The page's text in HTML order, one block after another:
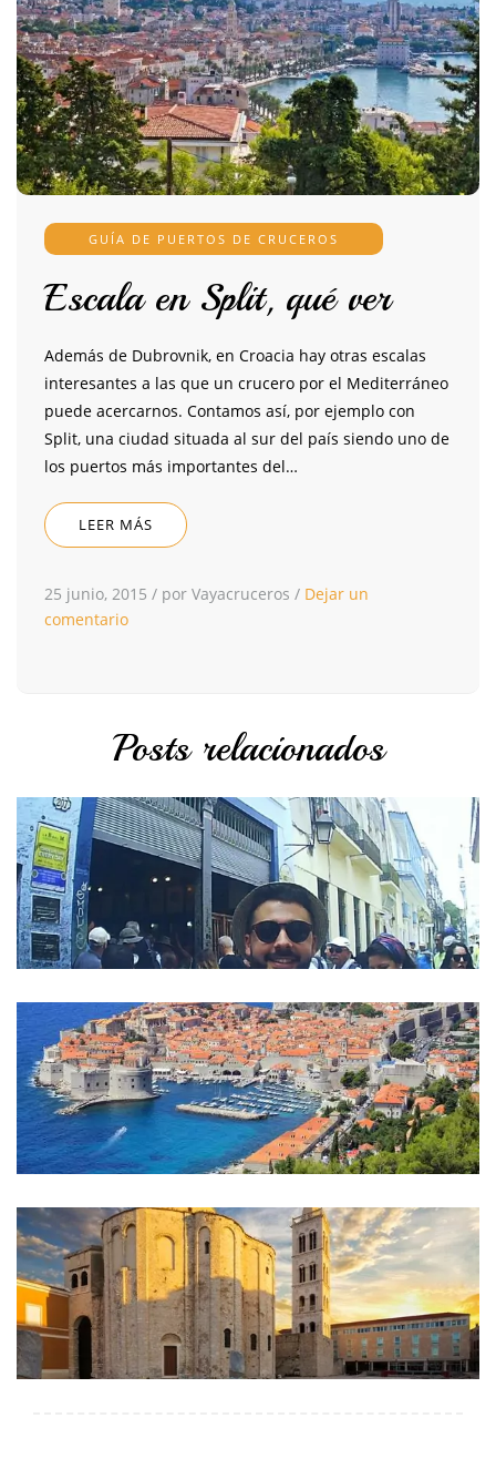
GUÍA DE PUERTOS DE CRUCEROS
Escala en Split, qué ver
Además de Dubrovnik, en Croacia hay otras escalas
interesantes a las que un crucero por el Mediterráneo
puede acercarnos. Contamos así, por ejemplo con
Split, una ciudad situada al sur del país siendo uno de
los puertos más importantes del…
LEER MÁS
25 junio, 2015 / por Vayacruceros / Dejar un
comentario
Posts relacionados